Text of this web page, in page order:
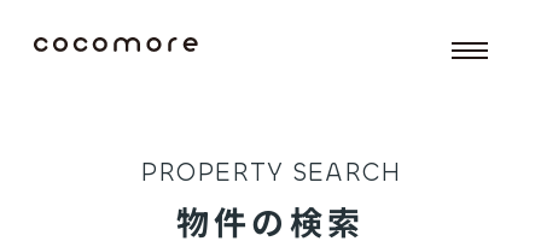
PROPERTY SEARCH
物件の検索